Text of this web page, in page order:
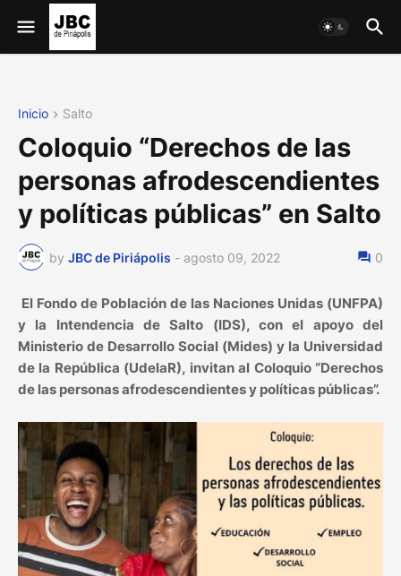
Inicio Salto
Coloquio “Derechos de las
personas afrodescendientes
y políticas públicas” en Salto
by JBC de Piriápolis - agosto 09, 2022 0
El Fondo de Población de las Naciones Unidas (UNFPA)
y la Intendencia de Salto (IDS), con el apoyo del
Ministerio de Desarrollo Social (Mides) y la Universidad
de la República (UdelaR), invitan al Coloquio “Derechos
de las personas afrodescendientes y políticas públicas”.